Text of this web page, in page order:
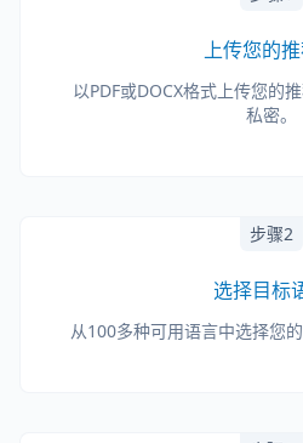
上传您的
以PDF或DOCX格式上传您的
私密。
步骤2
选择目标
从100多种可用语言中选择您